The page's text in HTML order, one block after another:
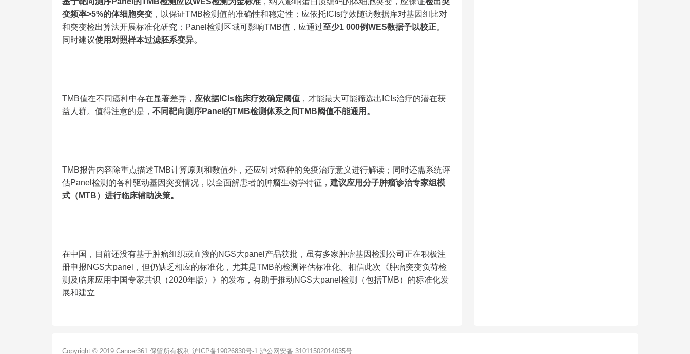
变频率>5%的体细胞突变，以保证TMB检测值的准确性和稳定性；应依托ICIs疗效随访数据库对基因组比对
和突变检出算法开展标准化研究；Panel检测区域可影响TMB值，应通过至少1 000例WES数据予以校正。
同时建议使用对照样本过滤胚系变异。
TMB值在不同癌种中存在显著差异， 应依据ICIs临床疗效确定阈值，才能最大可能筛选出ICIs治疗的潜在获
益人群。值得注意的是， 不同靶向测序Panel的TMB检测体系之间TMB阈值不能通用。
TMB报告内容除重点描述TMB计算原则和数值外，还应针对癌种的免疫治疗意义进行解读；同时还需系统评
估Panel检测的各种驱动基因突变情况，以全面解患者的肿瘤生物学特征， 建议应用分子肿瘤诊治专家组模
式（MTB）进行临床辅助决策。
在中国，目前还没有基于肿瘤组织或血液的NGS大panel产品获批，虽有多家肿瘤基因检测公司正在积极注
册申报NGS大panel，但仍缺乏相应的标准化，尤其是TMB的检测评估标准化。相信此次《肿瘤突变负荷检
测及临床应用中国专家共识（2020年版）》的发布，有助于推动NGS大panel检测（包括TMB）的标准化发
展和建立
Copyright © 2019 Cancer361 保留所有权利 沪ICP备19026830号-1沪公网安备 31011502014035号